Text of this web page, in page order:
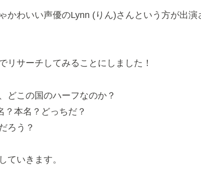
かわいい声優のLynn (りん)さんという方が出演
リサーチしてみることにしました！
どこの国のハーフなのか？
？本名？どっちだ？
ろう？
ていきます。